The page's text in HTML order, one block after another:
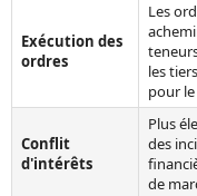
Exécution des
ordres
Les
les
pour
Conflit
d'intérêts
Plus
des
de